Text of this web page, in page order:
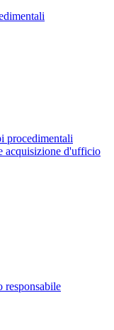
procedimentali
acquisizione d'ufficio